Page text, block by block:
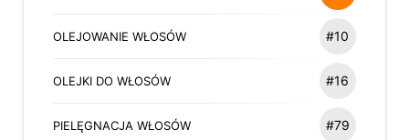
OLEJOWANIE WŁOSÓW #10
OLEJKI DO WŁOSÓW #16
PIELĘGNACJA WŁOSÓW #79